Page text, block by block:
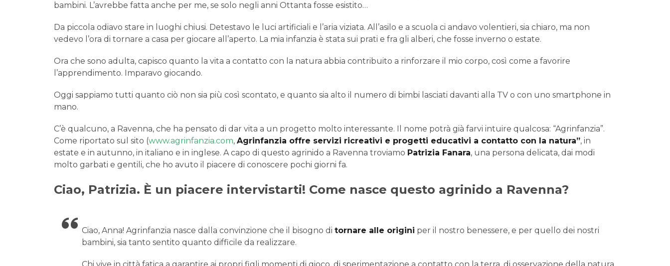
bambini. L’avrebbe fatta anche per me, se solo negli anni Ottanta fosse esistito…
Da piccola odiavo stare in luoghi chiusi. Detestavo le luci artificiali e l’aria viziata. All’asilo e a scuola ci andavo volentieri, sia chiaro, ma non
vedevo l’ora di tornare a casa per giocare all’aperto. La mia infanzia è stata sui prati e fra gli alberi, che fosse inverno o estate.
Ora che sono adulta, capisco quanto la vita a contatto con la natura abbia contribuito a rinforzare il mio corpo, così come a favorire
l’apprendimento. Imparavo giocando.
Oggi sappiamo tutti quanto ciò non sia più così scontato, e quanto sia alto il numero di bimbi lasciati davanti alla TV o con uno smartphone in
mano.
C’è qualcuno, a Ravenna, che ha pensato di dar vita a un progetto molto interessante. Il nome potrà già farvi intuire qualcosa: “Agrinfanzia”.
Come riportato sul sito (www.agrinfanzia.com, Agrinfanzia offre servizi ricreativi e progetti educativi a contatto con la natura”, in
estate e in autunno, in italiano e in inglese. A capo di questo agrinido a Ravenna troviamo Patrizia Fanara, una persona delicata, dai modi
molto garbati e gentili, che ho avuto il piacere di conoscere pochi giorni fa.
Ciao, Patrizia. È un piacere intervistarti! Come nasce questo agrinido a Ravenna?
Ciao, Anna! Agrinfanzia nasce dalla convinzione che il bisogno di tornare alle origini per il nostro benessere, e per quello dei nostri
bambini, sia tanto sentito quanto difficile da realizzare.